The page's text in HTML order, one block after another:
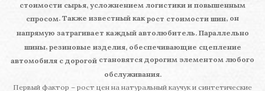
стоимости сырья, усложнением логистики и повышенным
спросом. Также известный как рост стоимости шин, он
напрямую затрагивает каждый автолюбитель. Параллельно
шины, резиновые изделия, обеспечивающие сцепление
автомобиля с дорогой становятся дорогим элементом любого
обслуживания.
Первый фактор – рост цен на натуральный каучук и синтетические